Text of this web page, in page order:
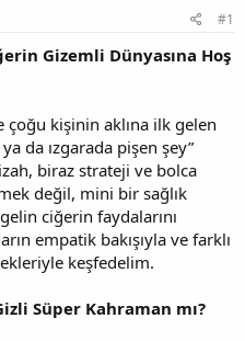
#1
Gizemli Dünyasına Hoş
kişinin aklına ilk gelen
da ızgarada pişen şey”
biraz strateji ve bolca
değil, mini bir sağlık
ciğerin faydalarını
empatik bakışıyla ve farklı
keşfedelim.
Süper Kahraman mı?